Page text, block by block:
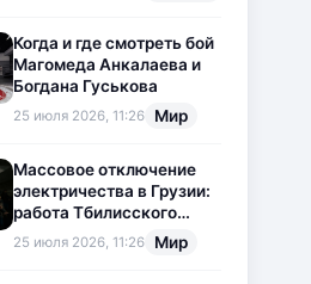
Когда и где смотреть бой
Магомеда Анкалаева и
Богдана Гуськова
25 июля 2026, 11:26 Мир
Массовое отключение
электричества в Грузии:
работа Тбилисского
метрополитена
приостановлена
25 июля 2026, 11:26 Мир